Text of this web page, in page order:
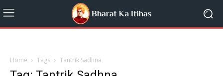
Home Tags Tantrik Sadhna